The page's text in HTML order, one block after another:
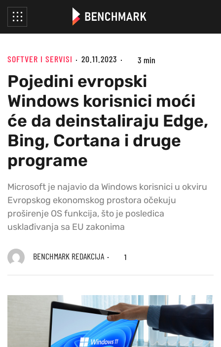
SOFTVER I SERVISI 20.11.2023 3 min
Pojedini evropski
Windows korisnici moći
će da deinstaliraju Edge,
Bing, Cortana i druge
programe
Microsoft je najavio da Windows korisnici u okviru
Evropskog ekonomskog prostora očekuju
proširenje OS funkcija, što je posledica
usklađivanja sa EU zakonima
BENCHMARK REDAKCIJA 1